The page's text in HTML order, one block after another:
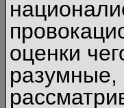
оценки
разумные,